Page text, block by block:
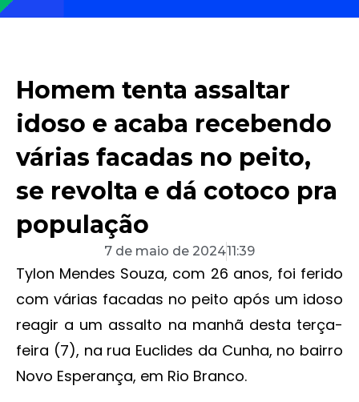
Homem tenta assaltar
idoso e acaba recebendo
várias facadas no peito,
se revolta e dá cotoco pra
população
7 de maio de 202411:39
Tylon Mendes Souza, com 26 anos, foi ferido
com várias facadas no peito após um idoso
reagir a um assalto na manhã desta terça-
feira (7), na rua Euclides da Cunha, no bairro
Novo Esperança, em Rio Branco.